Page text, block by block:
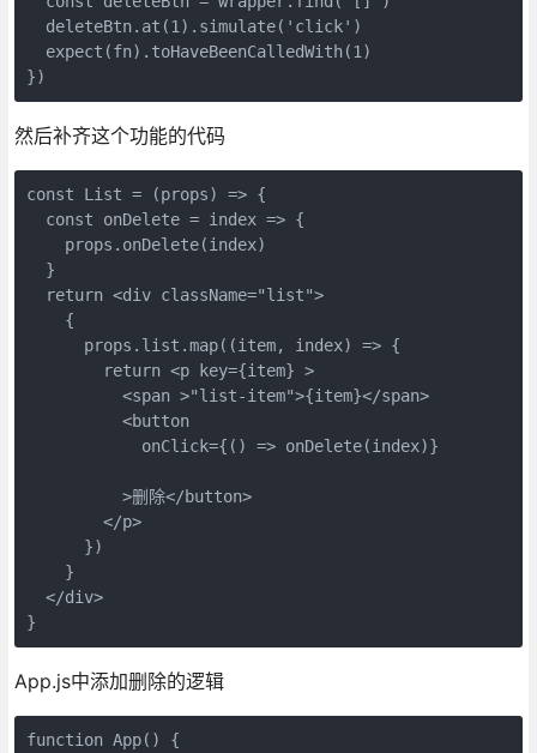
  deleteBtn.at(1).simulate('click')
  expect(fn).toHaveBeenCalledWith(1)
})
然后补齐这个功能的代码
const List = (props) => {
  const onDelete = index => {
    props.onDelete(index)
  }
  return <div className="list">
    {
      props.list.map((item, index) => {
        return <p key={item} >
          <span >"list-item">{item}</span>
          <button
            onClick={() => onDelete(index)}
          >删除</button>
        </p>
      })
    }
  </div>
}
App.js中添加删除的逻辑
function App() {